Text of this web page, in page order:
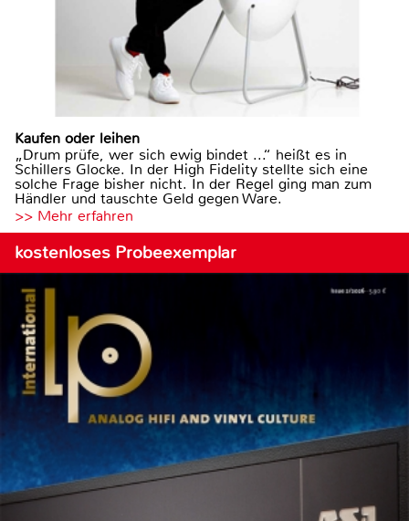
Kaufen oder leihen
„Drum prüfe, wer sich ewig bindet ...“ heißt es in
Schillers Glocke. In der High Fidelity stellte sich eine
solche Frage bisher nicht. In der Regel ging man zum
Händler und tauschte Geld gegen Ware.
>> Mehr erfahren
kostenloses Probeexemplar